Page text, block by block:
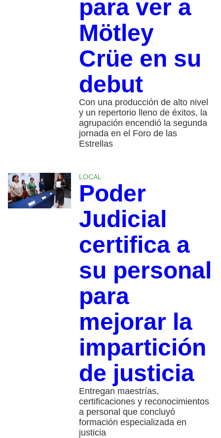
para ver a
Mötley
Crüe en su
debut
Con una producción de alto nivel
y un repertorio lleno de éxitos, la
agrupación encendió la segunda
jornada en el Foro de las
Estrellas
LOCAL
Poder
Judicial
certifica a
su personal
para
mejorar la
impartición
de justicia
Entregan maestrías,
certificaciones y reconocimientos
a personal que concluyó
formación especializada en
justicia